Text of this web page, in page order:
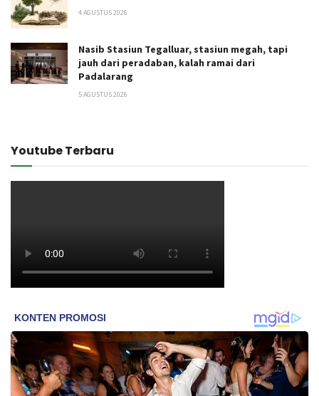
4 AGUSTUS 2026
Nasib Stasiun Tegalluar, stasiun megah, tapi
jauh dari peradaban, kalah ramai dari
Padalarang
5 AGUSTUS 2026
Youtube Terbaru